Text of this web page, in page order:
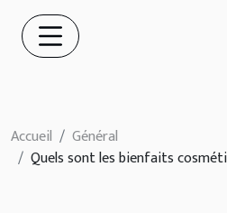
Accueil
Général
Quels sont les bienfaits